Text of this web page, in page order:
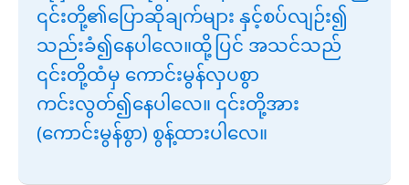
၎င်းတို့၏ပြောဆိုချက်များ နှင့်စပ်လျဉ်း၍
သည်းခံ၍နေပါလေ။ထို့ပြင် အသင်သည်
၎င်းတို့ထံမှ ကောင်းမွန်လှပစွာ
ကင်းလွတ်၍နေပါလေ။ ၎င်းတို့အား
(ကောင်းမွန်စွာ) စွန့်ထားပါလေ။